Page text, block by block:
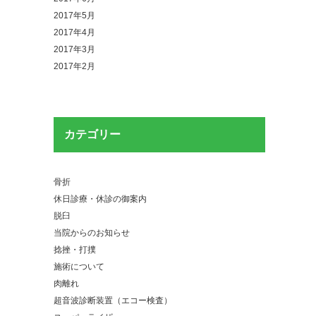
2017年5月
2017年4月
2017年3月
2017年2月
カテゴリー
骨折
休日診療・休診の御案内
脱臼
当院からのお知らせ
捻挫・打撲
施術について
肉離れ
超音波診断装置（エコー検査）